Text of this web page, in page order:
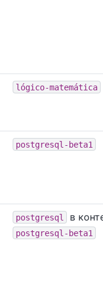
lógico-matemática
postgresql-beta1
postgresql в
postgresql-beta1